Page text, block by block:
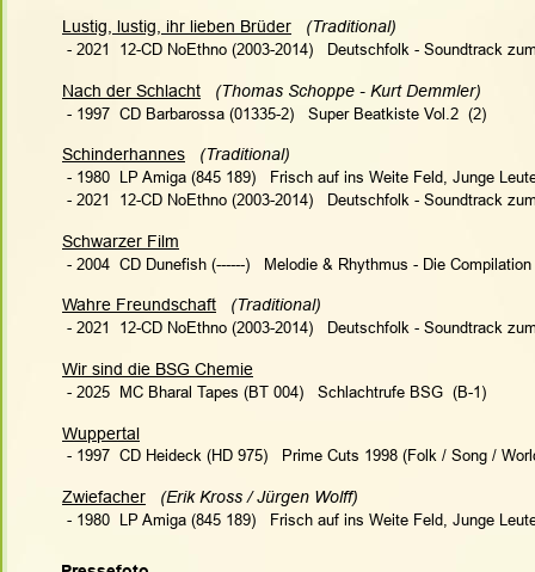
Lustig, lustig, ihr lieben Brüder
   (Traditional)
- 2021  12-CD NoEthno (2003-2014)   Deutschfolk - Soundtrack
Nach der Schlacht
(Thomas Schoppe - Kurt Demmler)
- 1997  CD Barbarossa (01335-2)   Super Beatkiste Vol.2  (2)
Schinderhannes
   (Traditional)
- 1980  LP Amiga (845 189)   Frisch auf ins Weite Feld, Junge
- 2021  12-CD NoEthno (2003-2014)   Deutschfolk - Soundtrack
Schwarzer Film
- 2004  CD Dunefish (------)   Melodie & Rhythmus - Die
Wahre Freundschaft
   (Traditional)
- 2021  12-CD NoEthno (2003-2014)   Deutschfolk - Soundtrack
Wir sind die BSG Chemie
- 2025  MC Bharal Tapes (BT 004)   Schlachtrufe BSG  (B-1)
Wuppertal
- 1997  CD Heideck (HD 975)   Prime Cuts 1998 (Folk / Song /
Zwiefacher
  (Erik Kross / Jürgen Wolff)
- 1980  LP Amiga (845 189)   Frisch auf ins Weite Feld, Junge